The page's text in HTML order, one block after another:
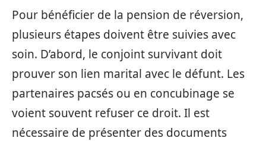
Pour bénéficier de la pension de réversion,
plusieurs étapes doivent être suivies avec
soin. D’abord, le conjoint survivant doit
prouver son lien marital avec le défunt. Les
partenaires pacsés ou en concubinage se
voient souvent refuser ce droit. Il est
nécessaire de présenter des documents